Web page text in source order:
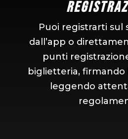
Puoi registrarti sul
dall’app o
punti
biglietteria, firmando
leggendo